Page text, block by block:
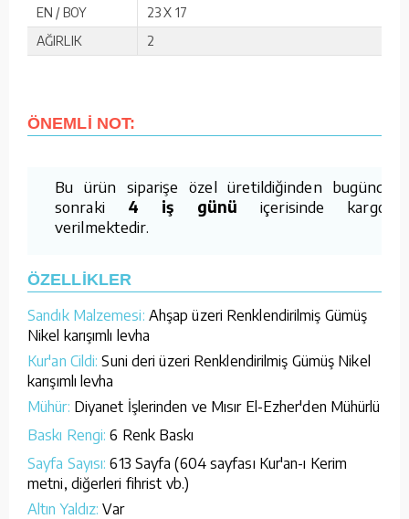
EN / BOY
23 X 17
AĞIRLIK
2
ÖNEMLİ NOT:
Bu ürün siparişe özel üretildiğinden bugünden
sonraki 4 iş günü içerisinde kargoya
verilmektedir.
ÖZELLİKLER
Sandık Malzemesi: Ahşap üzeri Renklendirilmiş Gümüş
Nikel karışımlı levha
Kur'an Cildi:Suni deri üzeri Renklendirilmiş Gümüş Nikel
karışımlı levha
Mühür: Diyanet İşlerinden ve Mısır El-Ezher'den Mühürlü
Baskı Rengi:6 Renk Baskı
Sayfa Sayısı:613 Sayfa (604 sayfası Kur'an-ı Kerim
metni, diğerleri fihrist vb.)
Altın Yaldız:Var